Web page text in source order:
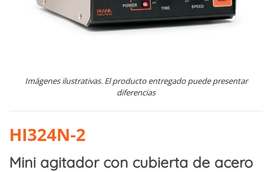
Imágenes ilustrativas. El producto entregado puede presentar
diferencias
HI324N-2
Mini agitador con cubierta de acero